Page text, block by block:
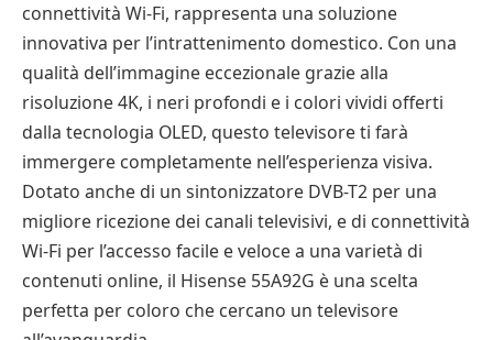
connettività Wi-Fi, rappresenta una soluzione
innovativa per l’intrattenimento domestico. Con una
qualità dell’immagine eccezionale grazie alla
risoluzione 4K, i neri profondi e i colori vividi offerti
dalla tecnologia OLED, questo televisore ti farà
immergere completamente nell’esperienza visiva.
Dotato anche di un sintonizzatore DVB-T2 per una
migliore ricezione dei canali televisivi, e di connettività
Wi-Fi per l’accesso facile e veloce a una varietà di
contenuti online, il Hisense 55A92G è una scelta
perfetta per coloro che cercano un televisore